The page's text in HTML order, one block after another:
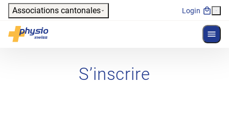
Header
Associations cantonales Login
Physioswiss
Navigation principale
S’inscrire